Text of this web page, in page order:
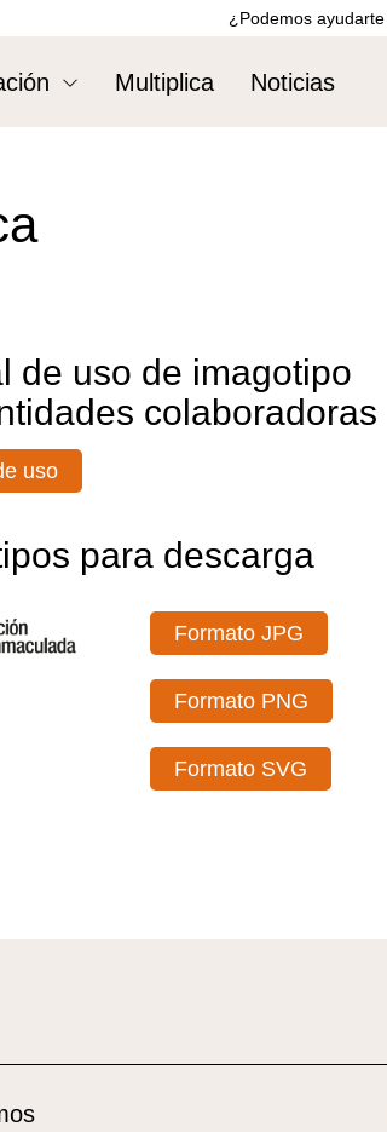
¿Podemos
Multiplica Noticias
de uso de imagotipo
colaboradoras
uso
para descarga
Formato JPG
Formato PNG
Formato SVG